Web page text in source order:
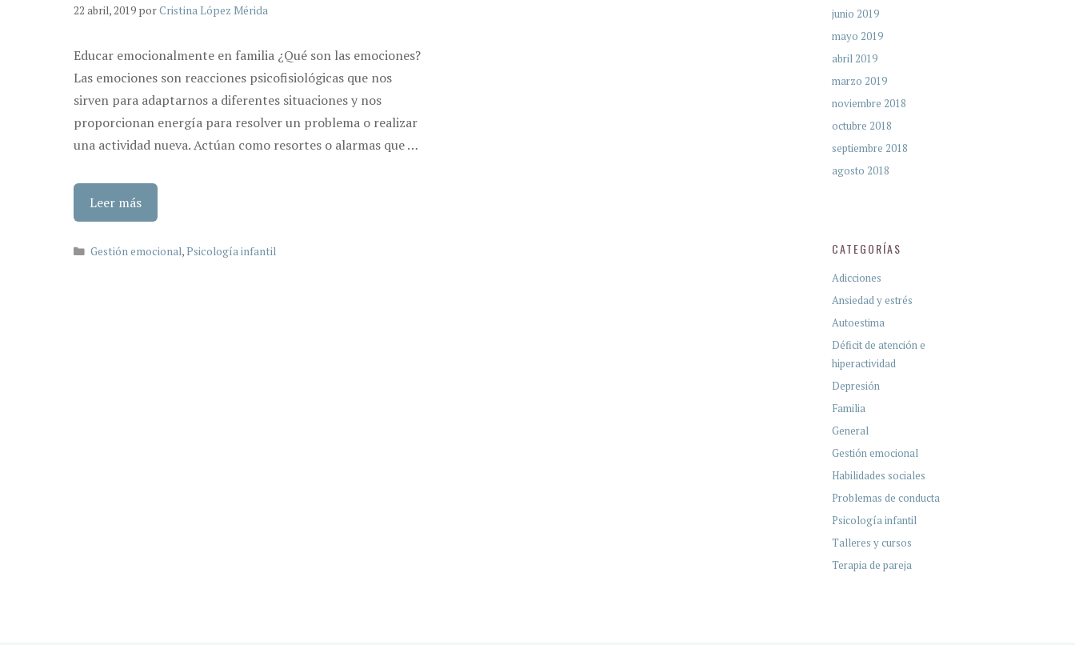
22 abril, 2019 porCristina López Mérida
Educar emocionalmente en familia ¿Qué son las emociones?
Las emociones son reacciones psicofisiológicas que nos
sirven para adaptarnos a diferentes situaciones y nos
proporcionan energía para resolver un problema o realizar
una actividad nueva. Actúan como resortes o alarmas que …
Leer más
Categorías
Gestión emocional,Psicología infantil
junio 2019
mayo 2019
abril 2019
marzo 2019
noviembre 2018
octubre 2018
septiembre 2018
agosto 2018
CATEGORÍAS
Adicciones
Ansiedad y estrés
Autoestima
Déficit de atención e
hiperactividad
Depresión
Familia
General
Gestión emocional
Habilidades sociales
Problemas de conducta
Psicología infantil
Talleres y cursos
Terapia de pareja